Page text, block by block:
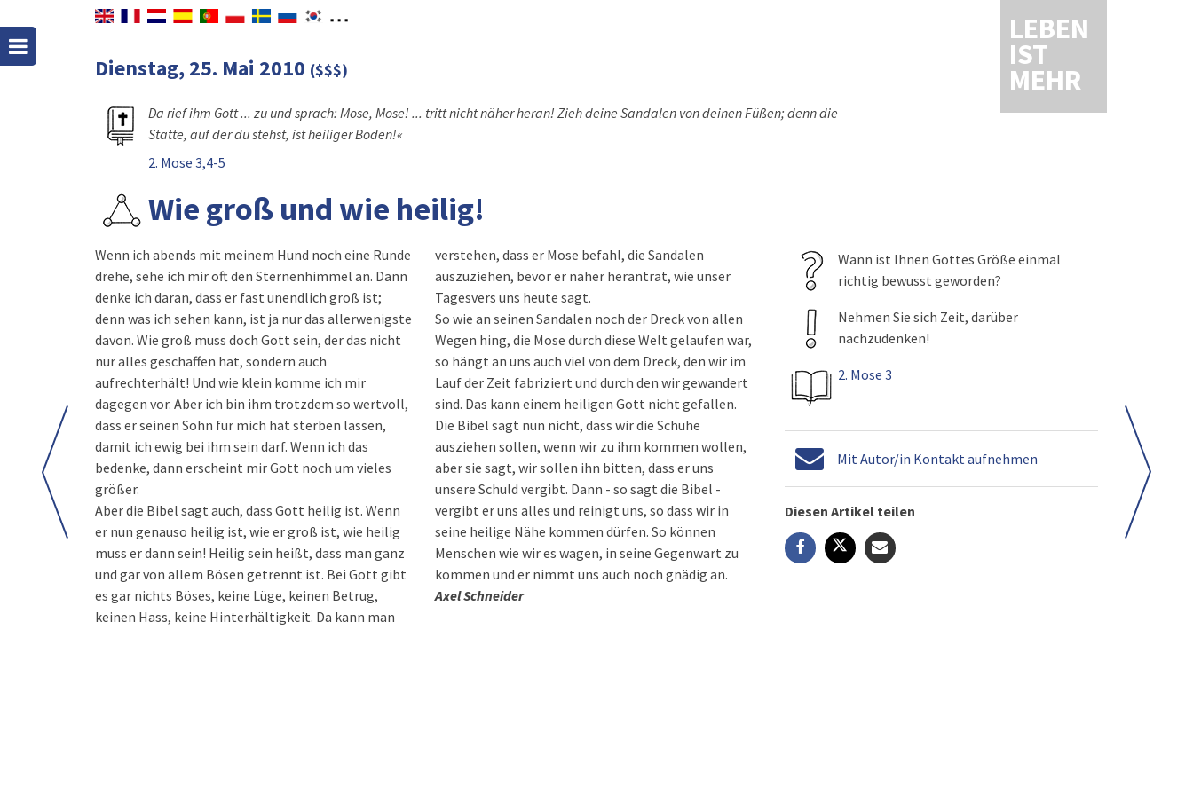
LEBEN
IST
MEHR
Dienstag, 25. Mai 2010 ($$$)
Da rief ihm Gott ... zu und sprach: Mose, Mose! ... tritt nicht näher heran! Zieh deine Sandalen von deinen Füßen; denn die
Stätte, auf der du stehst, ist heiliger Boden!«
2. Mose 3,4-5
Wie groß und wie heilig!
Wenn ich abends mit meinem Hund noch eine Runde
drehe, sehe ich mir oft den Sternenhimmel an. Dann
denke ich daran, dass er fast unendlich groß ist;
denn was ich sehen kann, ist ja nur das allerwenigste
davon. Wie groß muss doch Gott sein, der das nicht
nur alles geschaffen hat, sondern auch
aufrechterhält! Und wie klein komme ich mir
dagegen vor. Aber ich bin ihm trotzdem so wertvoll,
dass er seinen Sohn für mich hat sterben lassen,
damit ich ewig bei ihm sein darf. Wenn ich das
bedenke, dann erscheint mir Gott noch um vieles
größer.
Aber die Bibel sagt auch, dass Gott heilig ist. Wenn
er nun genauso heilig ist, wie er groß ist, wie heilig
muss er dann sein! Heilig sein heißt, dass man ganz
und gar von allem Bösen getrennt ist. Bei Gott gibt
es gar nichts Böses, keine Lüge, keinen Betrug,
keinen Hass, keine Hinterhältigkeit. Da kann man
verstehen, dass er Mose befahl, die Sandalen
auszuziehen, bevor er näher herantrat, wie unser
Tagesvers uns heute sagt.
So wie an seinen Sandalen noch der Dreck von allen
Wegen hing, die Mose durch diese Welt gelaufen war,
so hängt an uns auch viel von dem Dreck, den wir im
Lauf der Zeit fabriziert und durch den wir gewandert
sind. Das kann einem heiligen Gott nicht gefallen.
Die Bibel sagt nun nicht, dass wir die Schuhe
ausziehen sollen, wenn wir zu ihm kommen wollen,
aber sie sagt, wir sollen ihn bitten, dass er uns
unsere Schuld vergibt. Dann - so sagt die Bibel -
vergibt er uns alles und reinigt uns, so dass wir in
seine heilige Nähe kommen dürfen. So können
Menschen wie wir es wagen, in seine Gegenwart zu
kommen und er nimmt uns auch noch gnädig an.
Axel Schneider
Wann ist Ihnen Gottes Größe einmal
richtig bewusst geworden?
Nehmen Sie sich Zeit, darüber
nachzudenken!
2. Mose 3
Mit Autor/in Kontakt aufnehmen
Diesen Artikel teilen